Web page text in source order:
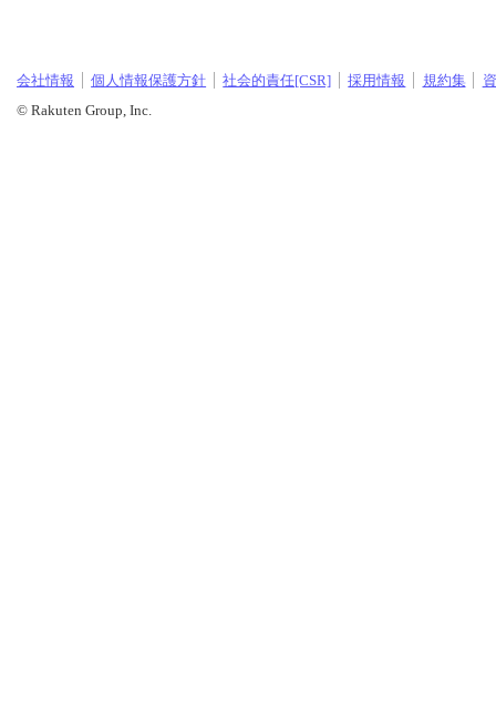
会社情報 個人情報保護方針 社会的責任[CSR] 採用情報 規約集
© Rakuten Group, Inc.